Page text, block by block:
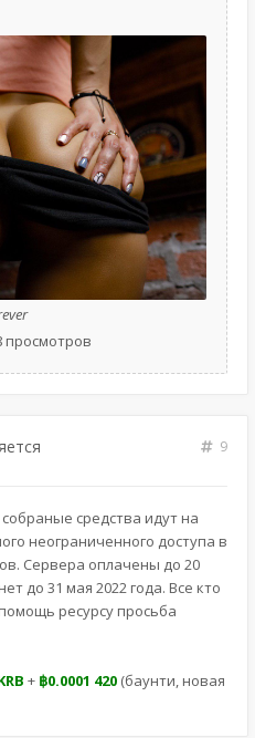
просмотров
9
средства идут на
неограниченного доступа в
Сервера оплачены до 20
до 31 мая 2022 года. Все кто
ресурсу просьба
+ ฿0.0001 420 (баунти, новая